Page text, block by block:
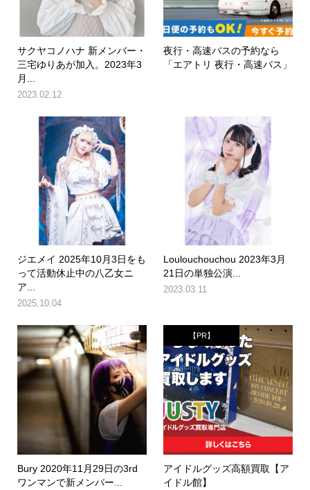
サクヤコノハナ 新メンバー・
三宅ゆりあが加入。2023年3
月...
2023.02.12
夜行・高速バスの予約なら
「エアトリ 夜行・高速バス」
ジエメイ 2025年10月3日をも
って活動休止中の八乙女ニ
ア...
2025.10.04
Loulouchouchou 2023年3月
21日の単独公演...
2023.03.11
Bury 2020年11月29日の3rd
ワンマンで新メンバー...
【PR】
アイドルグッズ高額買取【ア
イドル館】